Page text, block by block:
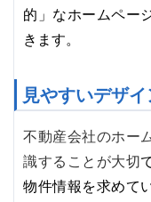
的」なホームペー
きます。
見やすいデザイ
不動産会社のホー
識することが大切
物件情報を求めて